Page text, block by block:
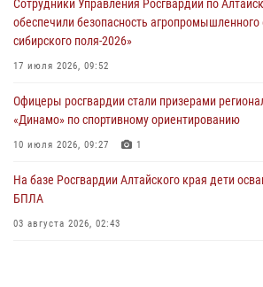
акции «Коробка храбрости»
Сотрудники Росгвардии провели встречу с
03 июля 2026, 04:03
Управление Росгвардии по Алтайскому краю
02 июля 2026, 00:55
В краевом управлении вневедомственной
Сотрудники Управления Росгвардии по
обеспечили безопасность
сибирского поля-2026»
17 июля 2026, 09:52
Офицеры росгвардии стали призерами
«Динамо» по спортивному ориентированию
10 июля 2026, 09:27 1
На базе Росгвардии Алтайского края дети
БПЛА
03 августа 2026, 02:43